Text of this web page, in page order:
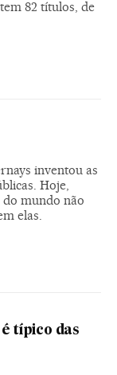
82 títulos, de
inventou as
Hoje,
do mundo não
elas.
típico das